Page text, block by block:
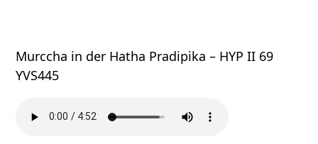
Murccha in der Hatha Pradipika – HYP II 69
YVS445